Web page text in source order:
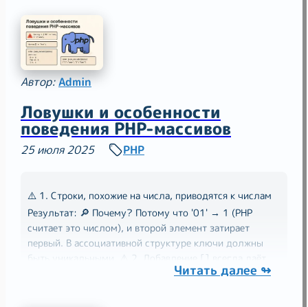
Автор:Admin
Ловушки и особенности
поведения PHP-массивов
25 июля 2025 PHP
⚠️ 1. Строки, похожие на числа, приводятся к числам
Результат: 🔎 Почему? Потому что '01' → 1 (PHP
считает это числом), и второй элемент затирает
первый. В ассоциативной структуре ключи должны
быть уникальными. ⚠️ 2. Добавление [] всегда даёт
числовой ключ Результат: 📌 Важно: [] неЧитать далее ↬